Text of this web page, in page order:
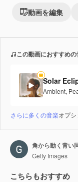
動画を編集
この動画におすすめ
Solar
Ambient,
さらに多くの音楽オプ
角から動く青い
Getty Images
こちらもおすすめ